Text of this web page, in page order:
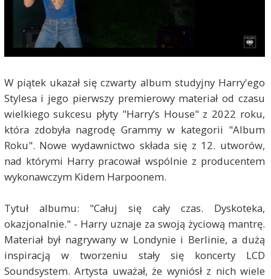
W piątek ukazał się czwarty album studyjny Harry'ego
Stylesa i jego pierwszy premierowy materiał od czasu
wielkiego sukcesu płyty "Harry’s House" z 2022 roku,
która zdobyła nagrodę Grammy w kategorii "Album
Roku". Nowe wydawnictwo składa się z 12. utworów,
nad którymi Harry pracował wspólnie z producentem
wykonawczym Kidem Harpoonem.
Tytuł albumu: "Całuj się cały czas. Dyskoteka,
okazjonalnie." - Harry uznaje za swoją życiową mantrę.
Materiał był nagrywany w Londynie i Berlinie, a dużą
inspiracją w tworzeniu stały się koncerty LCD
Soundsystem. Artysta uważał, że wyniósł z nich wiele